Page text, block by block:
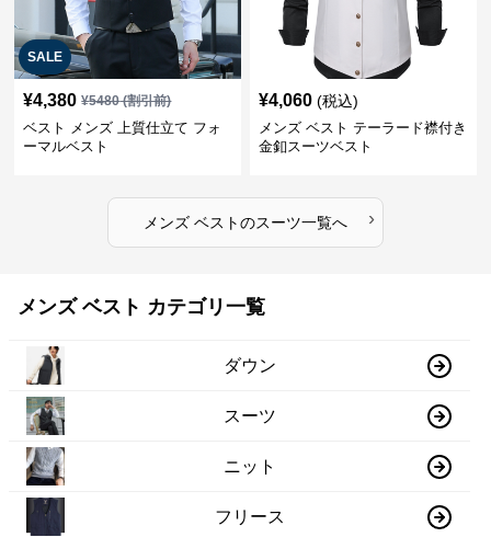
SALE
¥4,380 ¥5480(割引前)
ベスト メンズ 上質仕立て フォ
ーマルベスト
¥4,060 (税込)
メンズ ベスト テーラード襟付き
金釦スーツベスト
メンズ ベストのスーツ一覧へ ›
メンズ ベスト カテゴリ一覧
ダウン
スーツ
ニット
フリース